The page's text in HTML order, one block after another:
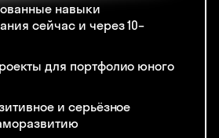
навыки
сейчас и через 10–
для портфолио юного
и серьёзное